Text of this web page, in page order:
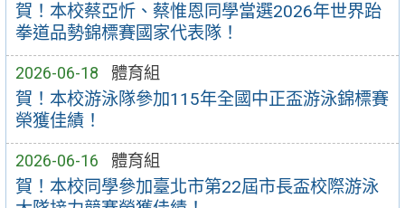
賀！本校蔡亞忻、蔡惟恩同學當選2026年世界跆
拳道品勢錦標賽國家代表隊！
2026-06-18 體育組
賀！本校游泳隊參加115年全國中正盃游泳錦標賽
榮獲佳績！
2026-06-16 體育組
賀！本校同學參加臺北市第22屆市長盃校際游泳